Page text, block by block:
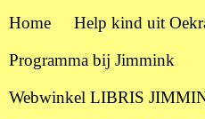
Home
Help kind uit
Programma bij Jimmink
Webwinkel LIBRIS